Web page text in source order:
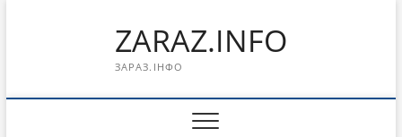
ZARAZ.INFO
ЗАРАЗ.ІНФО